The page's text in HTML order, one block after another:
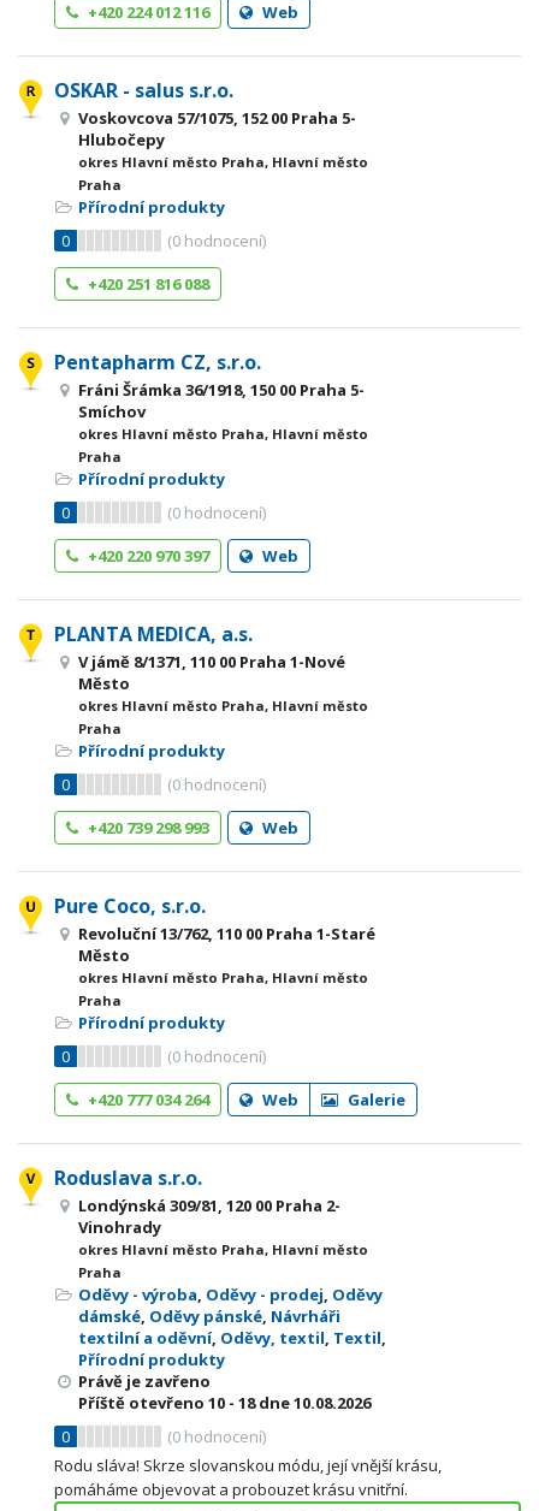
+420 224 012 116
Web
OSKAR - salus s.r.o.
Voskovcova 57/1075, 152 00 Praha 5-
Hlubočepy
okres Hlavní město Praha, Hlavní město
Praha
Přírodní produkty
0
(0 hodnocení)
+420 251 816 088
Pentapharm CZ, s.r.o.
Fráni Šrámka 36/1918, 150 00 Praha 5-
Smíchov
okres Hlavní město Praha, Hlavní město
Praha
Přírodní produkty
0
(0 hodnocení)
+420 220 970 397
Web
PLANTA MEDICA, a.s.
V jámě 8/1371, 110 00 Praha 1-Nové
Město
okres Hlavní město Praha, Hlavní město
Praha
Přírodní produkty
0
(0 hodnocení)
+420 739 298 993
Web
Pure Coco, s.r.o.
Revoluční 13/762, 110 00 Praha 1-Staré
Město
okres Hlavní město Praha, Hlavní město
Praha
Přírodní produkty
0
(0 hodnocení)
+420 777 034 264
Web Galerie
Roduslava s.r.o.
Londýnská 309/81, 120 00 Praha 2-
Vinohrady
okres Hlavní město Praha, Hlavní město
Praha
Oděvy - výroba, Oděvy - prodej, Oděvy
dámské, Oděvy pánské, Návrháři
textilní a oděvní, Oděvy, textil, Textil,
Přírodní produkty
Právě je zavřeno
Příště otevřeno 10 - 18dne 10.08.2026
0
(0 hodnocení)
Rodu sláva! Skrze slovanskou módu, její vnější krásu,
pomáháme objevovat a probouzet krásu vnitřní.